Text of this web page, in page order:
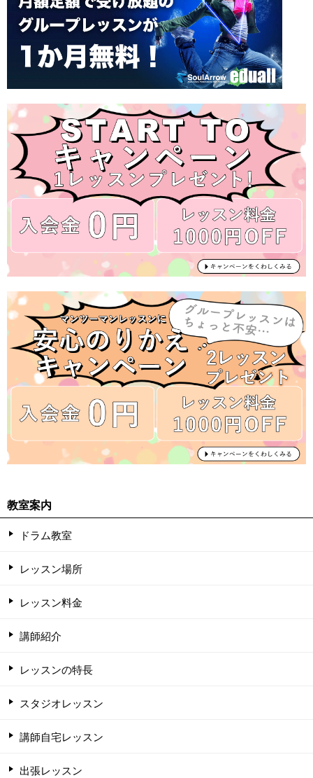
教室案内
ドラム教室
レッスン場所
レッスン料金
講師紹介
レッスンの特長
スタジオレッスン
講師自宅レッスン
出張レッスン